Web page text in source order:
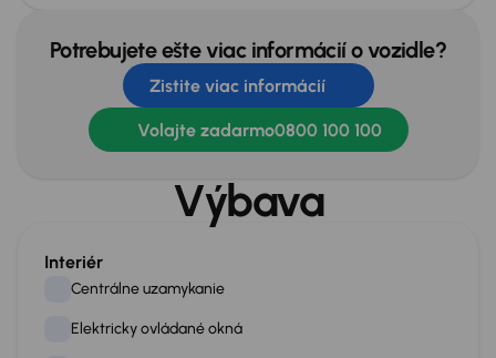
Potrebujete ešte viac informácií o vozidle?
Zistite viac informácií
Volajte zadarmo0800 100 100
Výbava
Interiér
Centrálne uzamykanie
Elektricky ovládané okná